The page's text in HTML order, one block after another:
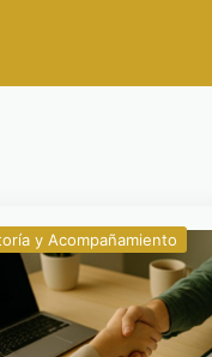
y Acompañamiento